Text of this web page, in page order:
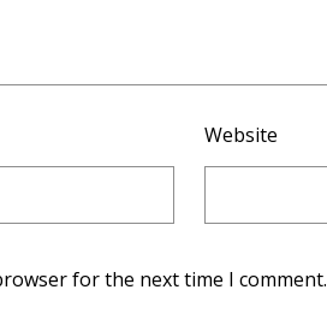
Website
for the next time I comment.